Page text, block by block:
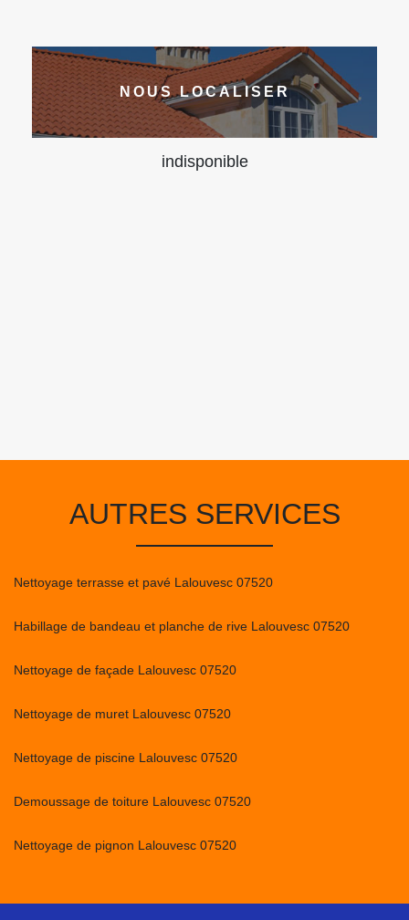
NOUS LOCALISER
indisponible
AUTRES SERVICES
Nettoyage terrasse et pavé Lalouvesc 07520
Habillage de bandeau et planche de rive Lalouvesc 07520
Nettoyage de façade Lalouvesc 07520
Nettoyage de muret Lalouvesc 07520
Nettoyage de piscine Lalouvesc 07520
Demoussage de toiture Lalouvesc 07520
Nettoyage de pignon Lalouvesc 07520